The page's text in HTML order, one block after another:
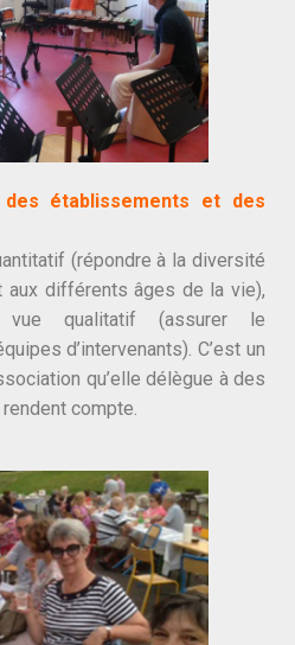
établissements et des
(répondre à la diversité
aux différents âges de la vie),
qualitatif (assurer le
d’intervenants). C’est un
qu’elle délègue à des
compte.